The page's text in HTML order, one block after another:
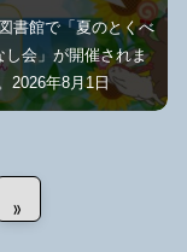
書館で「夏のとくべ
し会」が開催されま
2026年8月1日
»